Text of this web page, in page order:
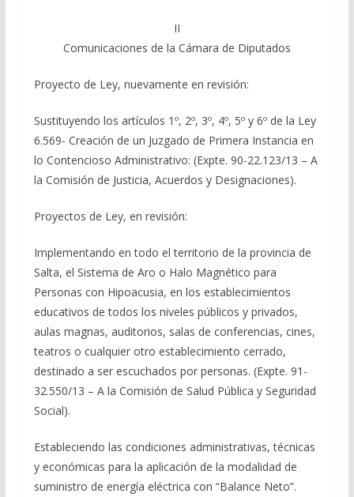
II
Comunicaciones de la Cámara de Diputados
Proyecto de Ley, nuevamente en revisión:
Sustituyendo los artículos 1º, 2º, 3º, 4º, 5º y 6º de la Ley
6.569- Creación de un Juzgado de Primera Instancia en
lo Contencioso Administrativo: (Expte. 90-22.123/13 – A
la Comisión de Justicia, Acuerdos y Designaciones).
Proyectos de Ley, en revisión:
Implementando en todo el territorio de la provincia de
Salta, el Sistema de Aro o Halo Magnético para
Personas con Hipoacusia, en los establecimientos
educativos de todos los niveles públicos y privados,
aulas magnas, auditorios, salas de conferencias, cines,
teatros o cualquier otro establecimiento cerrado,
destinado a ser escuchados por personas. (Expte. 91-
32.550/13 – A la Comisión de Salud Pública y Seguridad
Social).
Estableciendo las condiciones administrativas, técnicas
y económicas para la aplicación de la modalidad de
suministro de energía eléctrica con “Balance Neto”.